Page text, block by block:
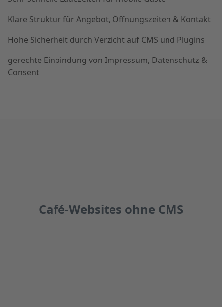
Klare Struktur für Angebot, Öffnungszeiten & Kontakt
Hohe Sicherheit durch Verzicht auf CMS und Plugins
gerechte Einbindung von Impressum, Datenschutz &
Consent
Café-Websites ohne CMS